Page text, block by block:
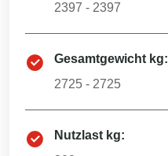
2397 - 2397
Gesamtgewicht kg:
2725 - 2725
Nutzlast kg: